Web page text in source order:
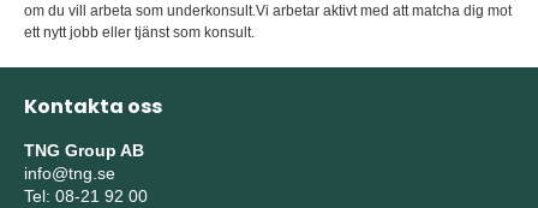
om du vill arbeta som underkonsult.Vi arbetar aktivt med att matcha dig mot
ett nytt jobb eller tjänst som konsult.
Kontakta oss
TNG Group AB
info@tng.se
Tel: 08-21 92 00